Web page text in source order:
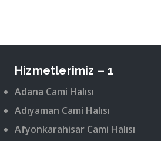
Hizmetlerimiz – 1
Adana Cami Halısı
Adıyaman Cami Halısı
Afyonkarahisar Cami Halısı